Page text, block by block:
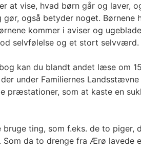
vise, hvad børn går og laver,
gør, også betyder noget.
kommer i aviser og
selvfølelse og et stort selvværd.
kan du blandt andet læse om
under Familiernes
præstationer, som at kaste en
ting, som f.eks. de to piger,
Som da to drenge fra Ærø